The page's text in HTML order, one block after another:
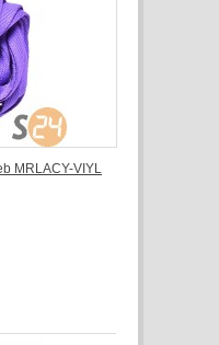
MRLACY-VIYL